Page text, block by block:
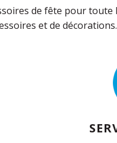
de fête pour toute
et de décorations.